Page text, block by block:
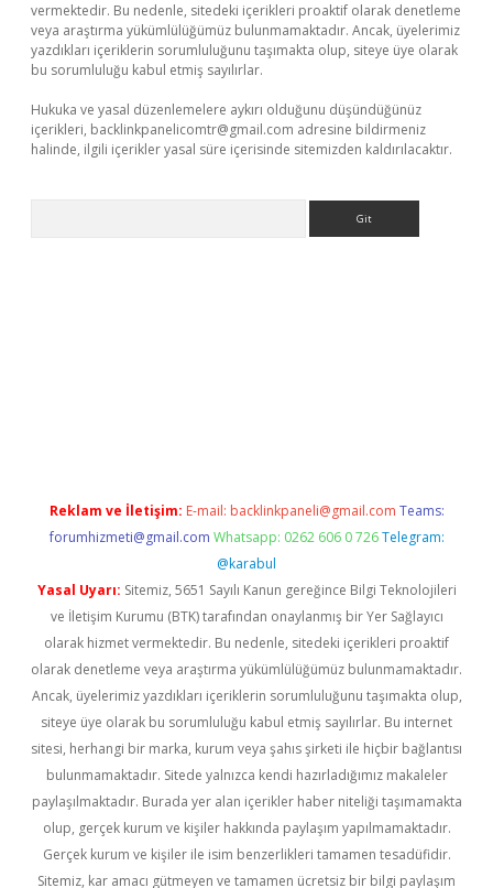
vermektedir. Bu nedenle, sitedeki içerikleri proaktif olarak denetleme
veya araştırma yükümlülüğümüz bulunmamaktadır. Ancak, üyelerimiz
yazdıkları içeriklerin sorumluluğunu taşımakta olup, siteye üye olarak
bu sorumluluğu kabul etmiş sayılırlar.
Hukuka ve yasal düzenlemelere aykırı olduğunu düşündüğünüz
içerikleri, backlinkpanelicomtr@gmail.com adresine bildirmeniz
halinde, ilgili içerikler yasal süre içerisinde sitemizden kaldırılacaktır.
Reklam ve İletişim: E-mail: backlinkpaneli@gmail.com Teams:
forumhizmeti@gmail.com Whatsapp: 0262 606 0 726 Telegram:
@karabul
Yasal Uyarı: Sitemiz, 5651 Sayılı Kanun gereğince Bilgi Teknolojileri
ve İletişim Kurumu (BTK) tarafından onaylanmış bir Yer Sağlayıcı
olarak hizmet vermektedir. Bu nedenle, sitedeki içerikleri proaktif
olarak denetleme veya araştırma yükümlülüğümüz bulunmamaktadır.
Ancak, üyelerimiz yazdıkları içeriklerin sorumluluğunu taşımakta olup,
siteye üye olarak bu sorumluluğu kabul etmiş sayılırlar. Bu internet
sitesi, herhangi bir marka, kurum veya şahıs şirketi ile hiçbir bağlantısı
bulunmamaktadır. Sitede yalnızca kendi hazırladığımız makaleler
paylaşılmaktadır. Burada yer alan içerikler haber niteliği taşımamakta
olup, gerçek kurum ve kişiler hakkında paylaşım yapılmamaktadır.
Gerçek kurum ve kişiler ile isim benzerlikleri tamamen tesadüfidir.
Sitemiz, kar amacı gütmeyen ve tamamen ücretsiz bir bilgi paylaşım